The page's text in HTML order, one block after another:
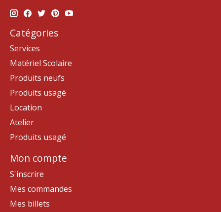
Catégories
Services
Matériel Scolaire
Produits neufs
Produits usagé
Location
Atelier
Produits usagé
Mon compte
S'inscrire
Mes commandes
Mes billets